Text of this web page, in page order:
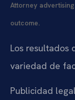
Attorney
outcome.
Los resultados
variedad de
Publicidad